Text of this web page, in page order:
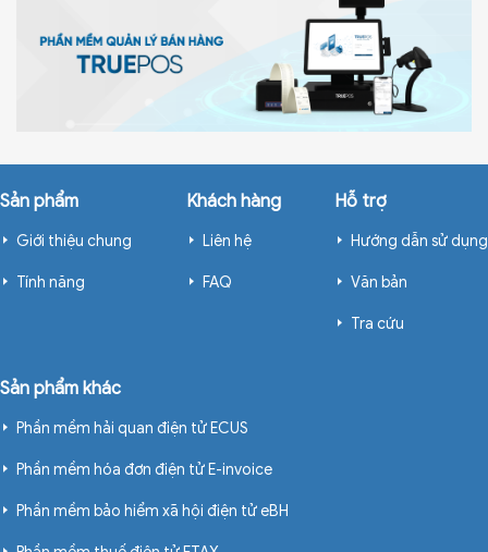
Sản phẩm
Giới thiệu chung
Tính năng
Khách hàng
Liên hệ
FAQ
Hỗ trợ
Hướng dẫn sử dụng
Văn bản
Tra cứu
Sản phẩm khác
Phần mềm hải quan điện tử ECUS
Phần mềm hóa đơn điện tử E-invoice
Phần mềm bảo hiểm xã hội điện tử eBH